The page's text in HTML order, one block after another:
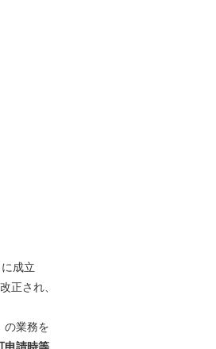
日に成立
正され、
業務を
申請時等